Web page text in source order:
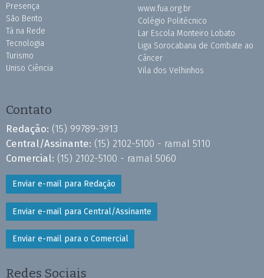
Presença
São Bento
Tá na Rede
Tecnologia
Turismo
Uniso Ciência
www.fua.org.br
Colégio Politécnico
Lar Escola Monteiro Lobato
Liga Sorocabana de Combate ao
Câncer
Vila dos Velhinhos
Contato
Redação: (15) 99789-3913
Central/Assinante: (15) 2102-5100 - ramal 5110
Comercial: (15) 2102-5100 - ramal 5060
Enviar e-mail para Redação
Enviar e-mail para Central/Assinante
Enviar e-mail para o Comercial
Redes Sociais